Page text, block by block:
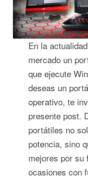
En la
mercado un
que ejecute
deseas un
operativo, te
presente post.
portátiles no
potencia, sino
mejores por su
ocasiones con